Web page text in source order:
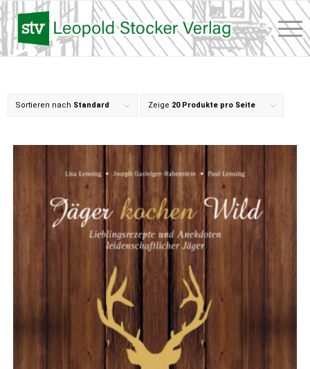
Sortieren nach Standard Zeige 20 Produkte pro Seite